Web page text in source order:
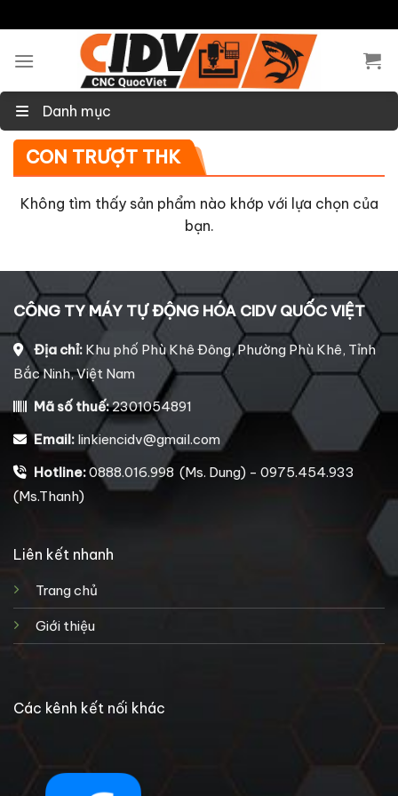
to
content
Danh mục
CON TRƯỢT THK
Không tìm thấy sản phẩm nào khớp với lựa chọn của
bạn.
CÔNG TY MÁY TỰ ĐỘNG HÓA CIDV QUỐC VIỆT
Địa chỉ: Khu phố Phù Khê Đông, Phường Phù Khê, Tỉnh
Bắc Ninh, Việt Nam
Mã số thuế:2301054891
Email: linkiencidv@gmail.com
Hotline:0888.016.998 (Ms. Dung) - 0975.454.933
(Ms.Thanh)
Liên kết nhanh
Trang chủ
Giới thiệu
Các kênh kết nối khác